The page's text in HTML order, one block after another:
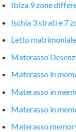
Ibiza 9 zone
Ischia 3 strati e 7
Letto
Materasso
Materasso in
Materasso in
Materasso in
Materasso